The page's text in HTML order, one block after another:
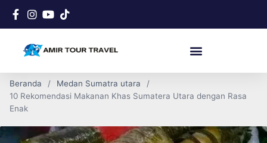
Beranda
Medan Sumatra utara
10 Rekomendasi Makanan Khas Sumatera Utara dengan Rasa
Enak